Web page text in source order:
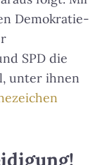
Demokratie-
SPD die
unter ihnen